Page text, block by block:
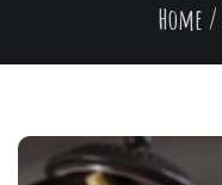
Home /